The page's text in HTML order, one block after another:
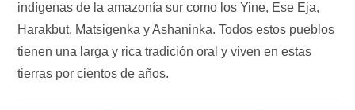
indígenas de la amazonía sur como los Yine, Ese Eja,
Harakbut, Matsigenka y Ashaninka. Todos estos pueblos
tienen una larga y rica tradición oral y viven en estas
tierras por cientos de años.